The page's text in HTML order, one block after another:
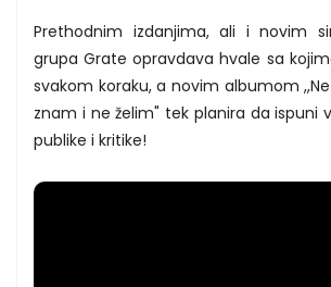
Prethodnim izdanjima, ali i novim
grupa Grate opravdava hvale sa
svakom koraku, a novim albumom
znam i ne želim" tek planira da ispuni
publike i kritike!